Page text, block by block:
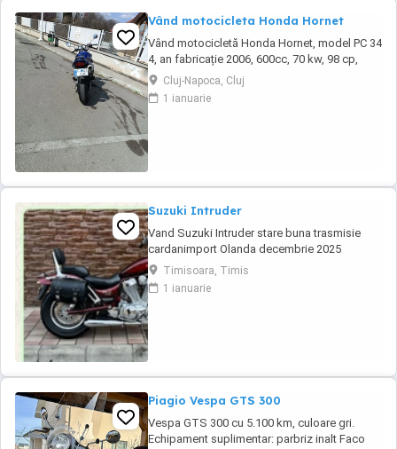
Vând motocicleta Honda Hornet
Vând motocicletă Honda Hornet, model PC 34
4, an fabricație 2006, 600cc, 70 kw, 98 cp,
inspecție tehnică valabilă până în august 2027
. Preț 1900 euro
Cluj-Napoca, Cluj
1 ianuarie
Suzuki Intruder
Vand Suzuki Intruder stare buna trasmisie
cardanimport Olanda decembrie 2025
inmatriculat RO IN FEBRUARIE Nu raspund la
mesaje.Schimb cu ATV plus sau minus
diferenta
Timisoara, Timis
1 ianuarie
Piagio Vespa GTS 300
Vespa GTS 300 cu 5.100 km, culoare gri.
Echipament suplimentar: parbriz inalt Faco